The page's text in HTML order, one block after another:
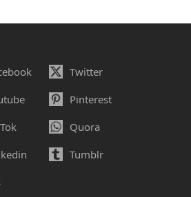
Twitter
Pinterest
Quora
Tumblr